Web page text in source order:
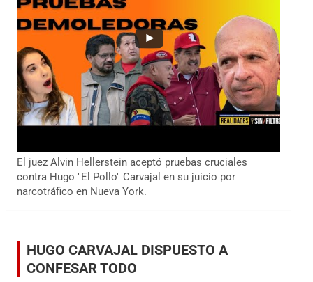
El juez Alvin Hellerstein aceptó pruebas cruciales
contra Hugo "El Pollo" Carvajal en su juicio por
narcotráfico en Nueva York.
HUGO CARVAJAL DISPUESTO A
CONFESAR TODO